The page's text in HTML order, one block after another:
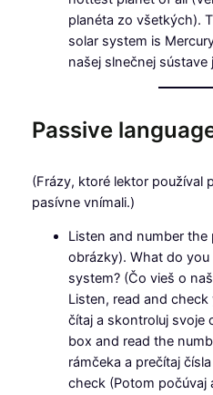
planéta zo všetkých).
solar system is
našej slnečnej sústave
Passive
(Frázy, ktoré lektor používal
pasívne vnímali.)
Listen and number the
obrázky). What do
system? (Čo vieš o
Listen, read and
čítaj a skontroluj svoje
box and read the
rámčeka a prečítaj
check (Potom počúvaj